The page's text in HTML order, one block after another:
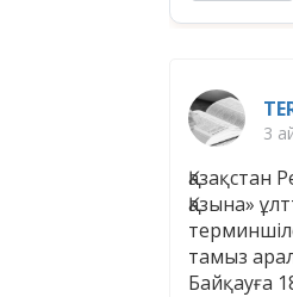
3
Қазақстан
Қазына»
тамыз
Байқауға